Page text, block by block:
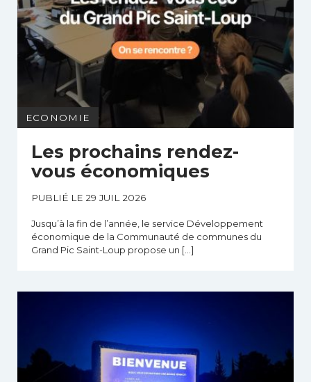
ECONOMIE
Les prochains rendez-
vous économiques
PUBLIÉ LE 29 JUIL 2026
Jusqu’à la fin de l’année, le service Développement
économique de la Communauté de communes du
Grand Pic Saint-Loup propose un […]